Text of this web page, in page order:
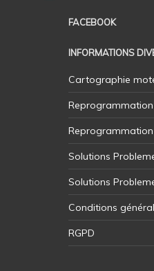
FACEBOOK
INFORMATIONS
Cartographie
Solutions
Solutions
Conditions
RGPD